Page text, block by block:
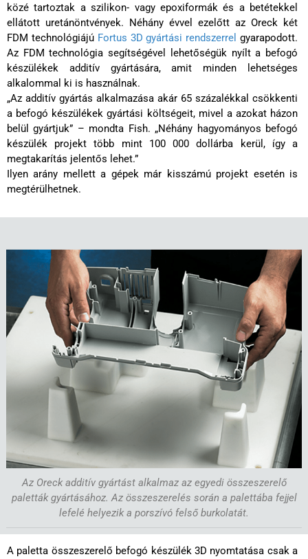
közé tartoztak a szilikon- vagy epoxiformák és a betétekkel
ellátott uretánöntvények. Néhány évvel ezelőtt az Oreck két
FDM technológiájú Fortus 3D gyártási rendszerrel gyarapodott.
Az FDM technológia segítségével lehetőségük nyílt a befogó
készülékek additív gyártására, amit minden lehetséges
alkalommal ki is használnak.
„Az additív gyártás alkalmazása akár 65 százalékkal csökkenti
a befogó készülékek gyártási költségeit, mivel a azokat házon
belül gyártjuk” – mondta Fish. „Néhány hagyományos befogó
készülék projekt több mint 100 000 dollárba kerül, így a
megtakarítás jelentős lehet.”
Ilyen arány mellett a gépek már kisszámú projekt esetén is
megtérülhetnek.
Az Oreck additív gyártást alkalmaz az egyedi összeszerelő
paletták gyártásához. Az összeszerelés során a palettába fejjel
lefelé helyezik a porszívó felső burkolatát.
A paletta összeszerelő befogó készülék 3D nyomtatása csak a